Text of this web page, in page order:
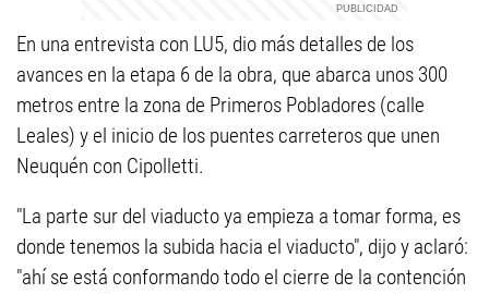
En una entrevista con LU5, dio más detalles de los
avances en la etapa 6 de la obra, que abarca unos 300
metros entre la zona de Primeros Pobladores (calle
Leales) y el inicio de los puentes carreteros que unen
Neuquén con Cipolletti.
"La parte sur del viaducto ya empieza a tomar forma, es
donde tenemos la subida hacia el viaducto", dijo y aclaró:
"ahí se está conformando todo el cierre de la contención